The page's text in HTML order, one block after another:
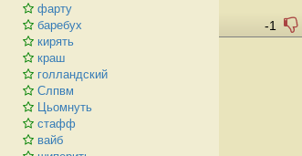
фарту
баребух
кирять
краш
голландский
Слпвм
Цьомнуть
стафф
вайб
-1